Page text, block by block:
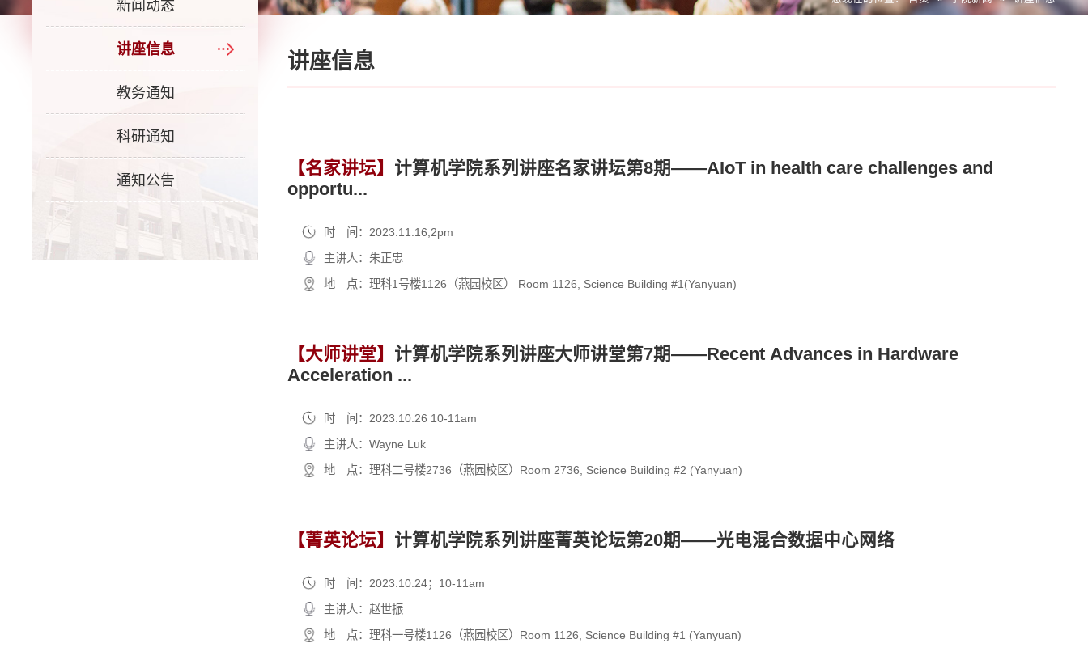
新闻动态
讲座信息
教务通知
科研通知
通知公告
讲座信息
【名家讲坛】 计算机学院系列讲座名家讲坛第8期——AIoT in health care challenges and
opportu...
时 间：2023.11.16;2pm
主讲人：朱正忠
地 点：理科1号楼1126（燕园校区） Room 1126, Science Building #1(Yanyuan)
【大师讲堂】 计算机学院系列讲座大师讲堂第7期——Recent Advances in Hardware
Acceleration ...
时 间：2023.10.26 10-11am
主讲人：Wayne Luk
地 点：理科二号楼2736（燕园校区）Room 2736, Science Building #2 (Yanyuan)
【菁英论坛】 计算机学院系列讲座菁英论坛第20期——光电混合数据中心网络
时 间：2023.10.24；10-11am
主讲人：赵世振
地 点：理科一号楼1126（燕园校区）Room 1126, Science Building #1 (Yanyuan)